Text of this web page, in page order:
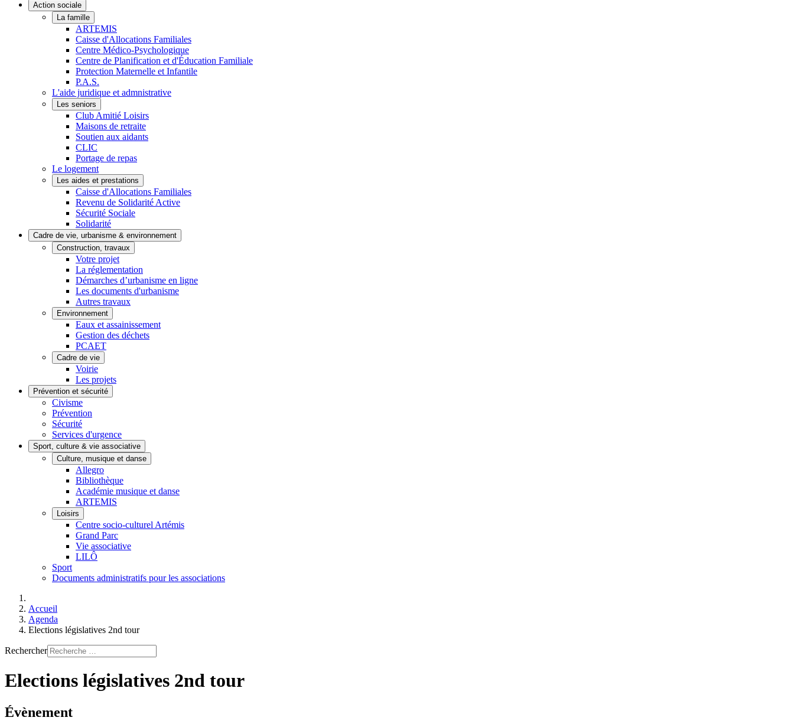
Action sociale
La famille
ARTEMIS
Caisse d'Allocations Familiales
Centre Médico-Psychologique
Centre de Planification et d'Éducation Familiale
Protection Maternelle et Infantile
P.A.S.
L'aide juridique et admnistrative
Les seniors
Club Amitié Loisirs
Maisons de retraite
Soutien aux aidants
CLIC
Portage de repas
Le logement
Les aides et prestations
Caisse d'Allocations Familiales
Revenu de Solidarité Active
Sécurité Sociale
Solidarité
Cadre de vie, urbanisme & environnement
Construction, travaux
Votre projet
La réglementation
Démarches d’urbanisme en ligne
Les documents d'urbanisme
Autres travaux
Environnement
Eaux et assainissement
Gestion des déchets
PCAET
Cadre de vie
Voirie
Les projets
Prévention et sécurité
Civisme
Prévention
Sécurité
Services d'urgence
Sport, culture & vie associative
Culture, musique et danse
Allegro
Bibliothèque
Académie musique et danse
ARTEMIS
Loisirs
Centre socio-culturel Artémis
Grand Parc
Vie associative
LILÔ
Sport
Documents administratifs pour les associations
Accueil
Agenda
Elections législatives 2nd tour
Rechercher
Elections législatives 2nd tour
Évènement